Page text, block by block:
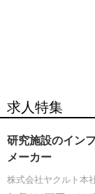
求人特集
研究施設のイン
メーカー
株式会社ヤクルト本